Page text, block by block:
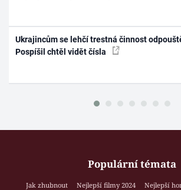
Ukrajincům se lehčí trestná činnost
Pospíšil chtěl vidět čísla
Populární témata
Jak zhubnout Nejlepší filmy 2024 Nejlepší